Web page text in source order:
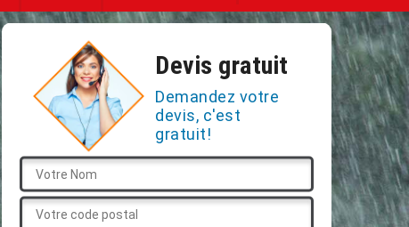
Devis gratuit
Demandez votre
devis, c'est
gratuit!